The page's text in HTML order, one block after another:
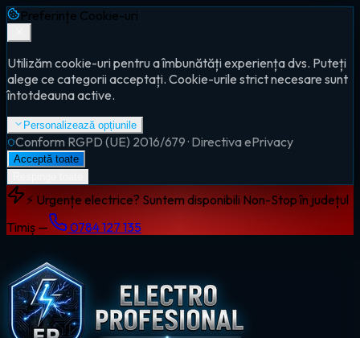
Preferințe Cookie-uri
Utilizăm cookie-uri pentru a îmbunătăți experiența dvs. Puteți
alege ce categorii acceptați. Cookie-urile strict necesare sunt
întotdeauna active.
Personalizează opțiunile
Conform RGPD (UE) 2016/679 · Directiva ePrivacy
Acceptă toate
⚡ Urgențe electrice? Suntem disponibili Non-Stop în județul
Timiș —
0784 127 135